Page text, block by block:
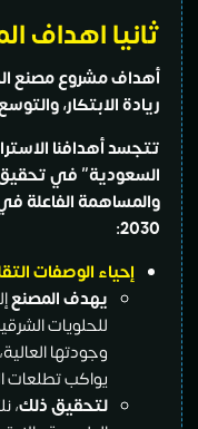
ثانيا اهداف
أهداف مشروع مصنع
ريادة الابتكار،
تتجسد أهدافنا
السعودية” في تحقيق
والمساهمة الفاعلة
2030
:
إحياء الوصفات
يهدف المصنع
للحلويات
وجودتها
يواكب تطلعات
لتحقيق ذلك،